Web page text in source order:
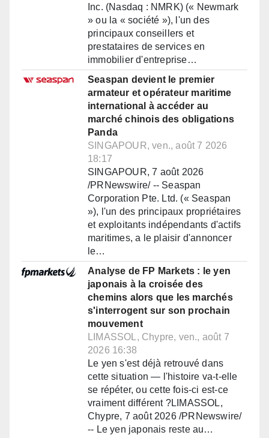
Inc. (Nasdaq : NMRK) (« Newmark
» ou la « société »), l'un des
principaux conseillers et
prestataires de services en
immobilier d'entreprise…
Seaspan devient le premier
armateur et opérateur maritime
international à accéder au
marché chinois des obligations
Panda
SINGAPOUR, ven., août 7 2026
18:17
SINGAPOUR, 7 août 2026
/PRNewswire/ -- Seaspan
Corporation Pte. Ltd. (« Seaspan
»), l'un des principaux propriétaires
et exploitants indépendants d'actifs
maritimes, a le plaisir d'annoncer
le…
Analyse de FP Markets : le yen
japonais à la croisée des
chemins alors que les marchés
s'interrogent sur son prochain
mouvement
LIMASSOL, Chypre, ven., août 7
2026 16:38
Le yen s'est déjà retrouvé dans
cette situation — l'histoire va-t-elle
se répéter, ou cette fois-ci est-ce
vraiment différent ?LIMASSOL,
Chypre, 7 août 2026 /PRNewswire/
-- Le yen japonais reste au…